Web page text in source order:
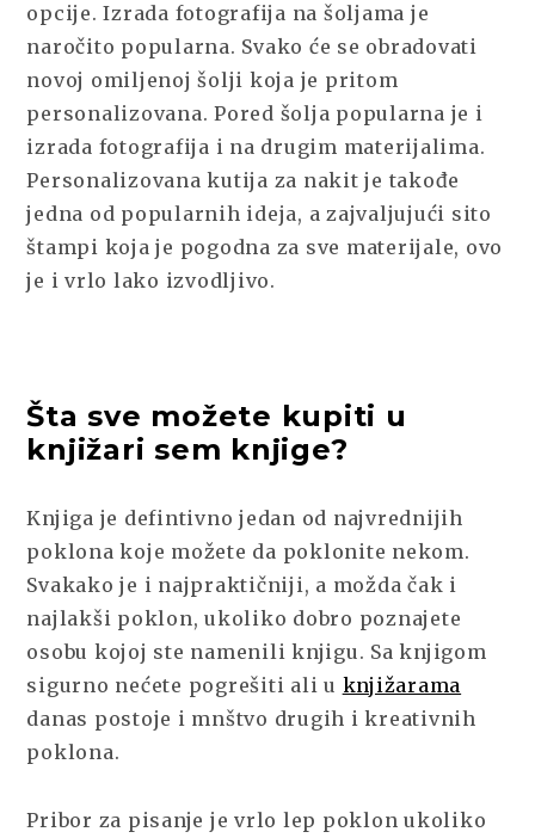
opcije. Izrada fotografija na šoljama je
naročito popularna. Svako će se obradovati
novoj omiljenoj šolji koja je pritom
personalizovana. Pored šolja popularna je i
izrada fotografija i na drugim materijalima.
Personalizovana kutija za nakit je takođe
jedna od popularnih ideja, a zajvaljujući sito
štampi koja je pogodna za sve materijale, ovo
je i vrlo lako izvodljivo.
Šta sve možete kupiti u
knjižari sem knjige?
Knjiga je defintivno jedan od najvrednijih
poklona koje možete da poklonite nekom.
Svakako je i najpraktičniji, a možda čak i
najlakši poklon, ukoliko dobro poznajete
osobu kojoj ste namenili knjigu. Sa knjigom
sigurno nećete pogrešiti ali u knjižarama
danas postoje i mnštvo drugih i kreativnih
poklona.
Pribor za pisanje je vrlo lep poklon ukoliko